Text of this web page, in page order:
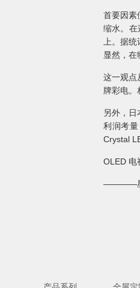
首要因素
缩水。在
上。据
显然，在
这一观点
牌彩电。
另外，
利润考
Crystal
OLED 电
————星